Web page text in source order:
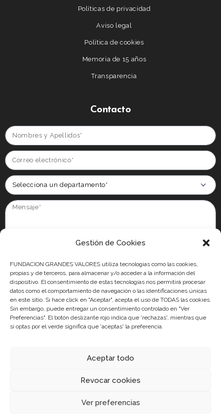
Gestión de Cookies
FUNDACION GRANDES VALORES utiliza tecnologías como las cookies,
propias y de terceros, para almacenar y/o acceder a la información del
dispositivo. El consentimiento de estas tecnologías nos permitirá procesar
datos como el comportamiento de navegación o las identificaciones únicas
en este sitio. Si hace click en "Aceptar", acepta el uso de TODAS las cookies.
Sin embargo, puede entregar un consentimiento controlado en "Ver
Preferencias". El botón deslizante rojo indica que 'rechazas', mientras que
si optas por el verde significa que 'aceptas' la preferencia.
Aceptar todo
Revocar cookies
Ver preferencias
Políticas de privacidad
Aviso legal
Política de cookies
Memoria de 15 años
Transparencia
Contacto
finalidad de gestionar y atender su solicitud. Para obtener más información
acerca del tratamiento de sus datos y ejercer sus derechos, visite nuestra
politica de privacidad.
He leído y acepto la política de privacidad
Acepto recibir comunicaciones de Asociación Fútbol Más